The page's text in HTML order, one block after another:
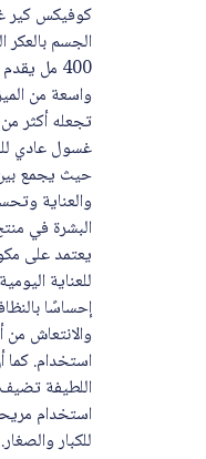
كوفيكس كير
الجسم بالعكر
400 مل يقدم
واسعة من الميزات
تجعله أكثر من
غسول عادي
حيث يجمع بين
والعناية
البشرة في منتج
يعتمد على
للعناية اليومية،
إحساسًا بالنظافة
والانتعاش من أول
استخدام. كما أن
اللطيفة تضيف
استخدام مريحة
للكبار والصغار.